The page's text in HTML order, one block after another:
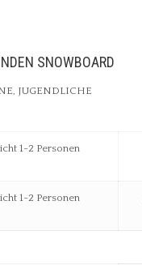
SNOWBOARD
JUGENDLICHE
1-2 Personen
1-2 Personen